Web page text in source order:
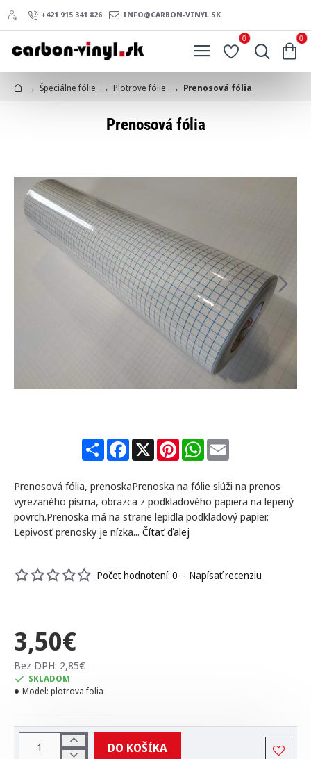
+421 915 341 826 INFO@CARBON-VINYL.SK
0 0
Špeciálne fólie Plotrove fólie Prenosová fólia
Prenosová fólia
NAJPREDÁVANEJŠIE
S
h
e
F
a
b
o
o
k
X
P
i
e
r
s
t
W
h
s
A
p
p
E
m
l
Prenosová fólia, prenoskaPrenoska na fólie slúži na prenos
vyrezaného písma, obrazca z podkladového papiera na lepený
povrch.Prenoska má na strane lepidla podkladový papier.
Lepivosť prenosky je nízka... Čítať ďalej
Počet hodnotení: 0 - Napísať recenziu
3,50€
Bez DPH: 2,85€
SKLADOM
Model: plotrova folia
DO KOŠÍKA